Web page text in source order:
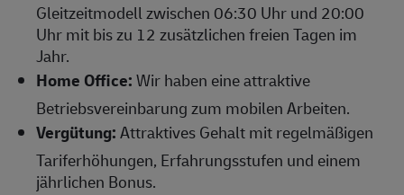
Gleitzeitmodell zwischen 06:30 Uhr und 20:00
Uhr mit bis zu 12 zusätzlichen freien Tagen im
Jahr.
Home Office:Wir haben eine attraktive
Betriebsvereinbarung zum mobilen Arbeiten.
Vergütung:Attraktives Gehalt mit regelmäßigen
Tariferhöhungen, Erfahrungsstufen und einem
jährlichen Bonus.